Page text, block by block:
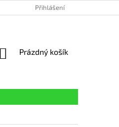
Přihlášení
NÁKUPNÍ
Prázdný košík